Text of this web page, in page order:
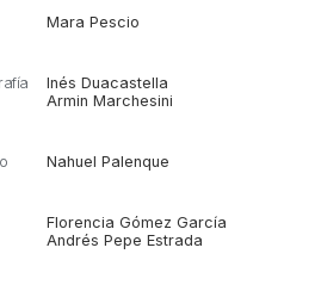
Mara Pescio
Inés Duacastella
Armin Marchesini
Nahuel Palenque
Florencia Gómez García
Andrés Pepe Estrada